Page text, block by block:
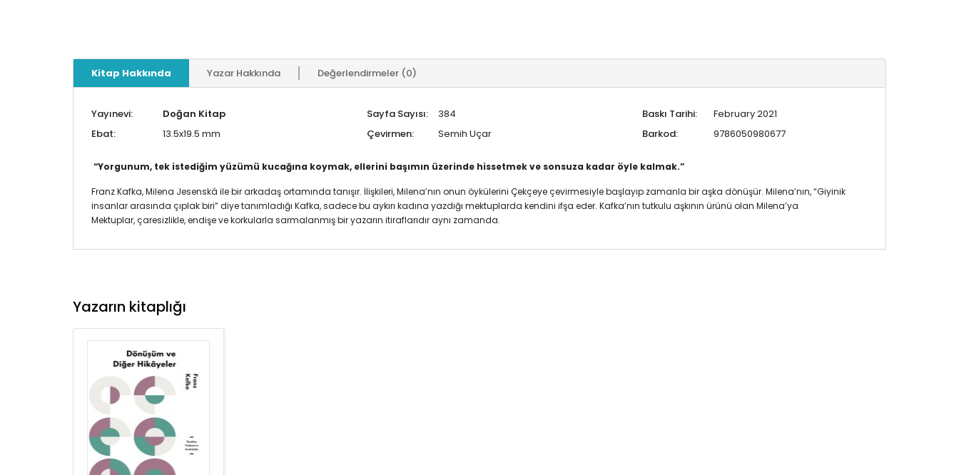
Kitap Hakkında Yazar Hakkında Değerlendirmeler (0)
Yayınevi: Doğan Kitap Sayfa Sayısı: 384 Baskı Tarihi:
February 2021
Ebat:
13.5x19.5 mm Çevirmen: Semih Uçar Barkod: 9786050980677
“Yorgunum, tek istediğim yüzümü kucağına koymak, ellerini başımın üzerinde hissetmek ve sonsuza kadar öyle kalmak.”
Franz Kafka, Milena Jesenská ile bir arkadaş ortamında tanışır. İlişkileri, Milena’nın onun öykülerini Çekçeye çevirmesiyle başlayıp zamanla bir aşka dönüşür. Milena’nın, “Giyinik
insanlar arasında çıplak biri” diye tanımladığı Kafka, sadece bu aykırı kadına yazdığı mektuplarda kendini ifşa eder. Kafka’nın tutkulu aşkının ürünü olan Milena’ya
Mektuplar, çaresizlikle, endişe ve korkularla sarmalanmış bir yazarın itiraflarıdır aynı zamanda.
Yazarın kitaplığı